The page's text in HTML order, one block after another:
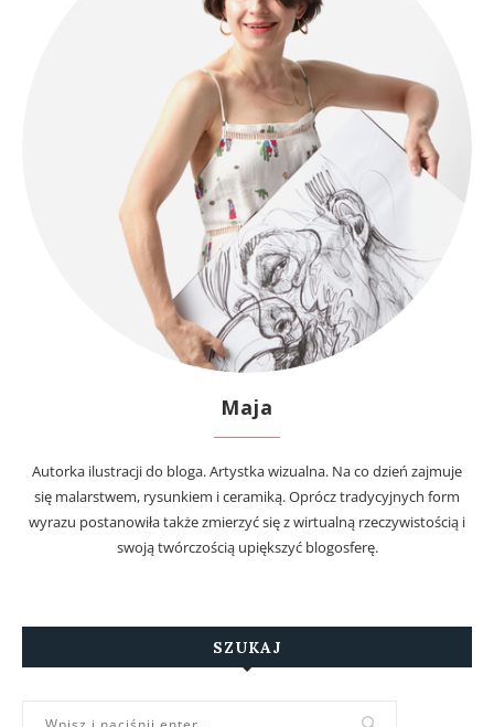
Maja
Autorka ilustracji do bloga. Artystka wizualna. Na co dzień zajmuje
się malarstwem, rysunkiem i ceramiką. Oprócz tradycyjnych form
wyrazu postanowiła także zmierzyć się z wirtualną rzeczywistością i
swoją twórczością upiększyć blogosferę.
SZUKAJ